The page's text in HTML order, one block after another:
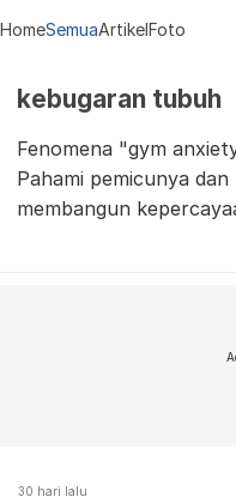
HomeSemuaArtikelFoto
kebugaran tubuh
Fenomena "gym
Pahami pemicunya
membangun
30 hari lalu